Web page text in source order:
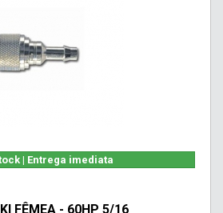
| Entrega imediata
FÊMEA - 60HP 5/16